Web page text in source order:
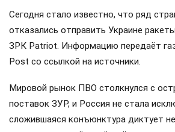
Сегодня стало известно, что ряд
отказались отправить Украине
ЗРК Patriot. Информацию передаёт
Post со ссылкой на источники.
Мировой рынок ПВО столкнулся с
поставок ЗУР, и Россия не стала
сложившаяся конъюнктура диктует